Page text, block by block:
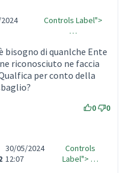
Controls Label">
…
bisogno di quanlche Ente
riconosciuto ne faccia
per conto della
0 0
30/05/2024
12:07
Controls
Label"> …